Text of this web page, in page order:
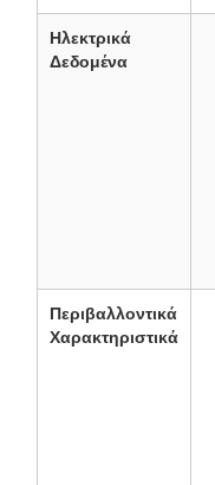
Ηλεκτρικά
Δεδομένα
Περιβαλλοντικά
Χαρακτηριστικά